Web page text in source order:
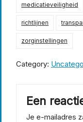
medicatieveiligheid
richtlijnen
zorginstellingen
Category:
Een
Je e-mailadres